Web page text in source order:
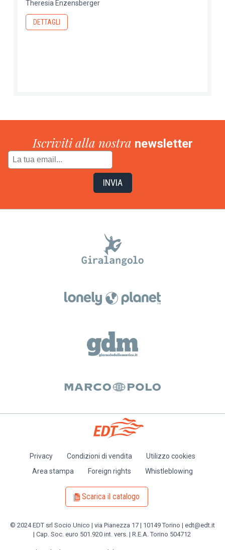
Theresia Enzensberger
DETTAGLI
Iscriviti alla nostra newsletter
Privacy Condizioni di vendita
Utilizzo cookies
Area stampa
Foreign rights Whistleblowing
Scarica il catalogo
© 2024 EDT srl Socio Unico | via Pianezza 17 | 10149 Torino | edt@edt.it
| Cap. Soc. euro 501.920 int. vers. | R.E.A. Torino 504712